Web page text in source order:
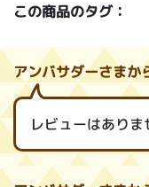
この商品のタグ：
アンバサダーさまか
レビューはありま